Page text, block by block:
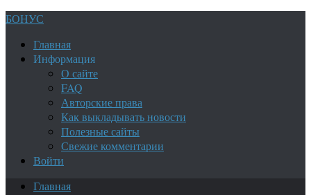
БОНУС
Главная
Информация
О сайте
FAQ
Авторские права
Как выкладывать новости
Полезные сайты
Свежие комментарии
Войти
Главная